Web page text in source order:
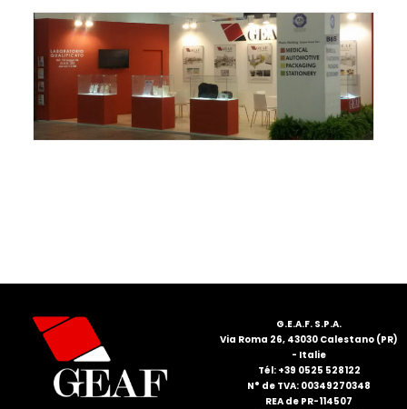
ITALIANO
FRANÇAIS
G.E.A.F. S.P.A.
Via Roma 26, 43030 Calestano (PR)
- Italie
Tél: +39 0525 528122
N° de TVA: 00349270348
REA de PR-114507